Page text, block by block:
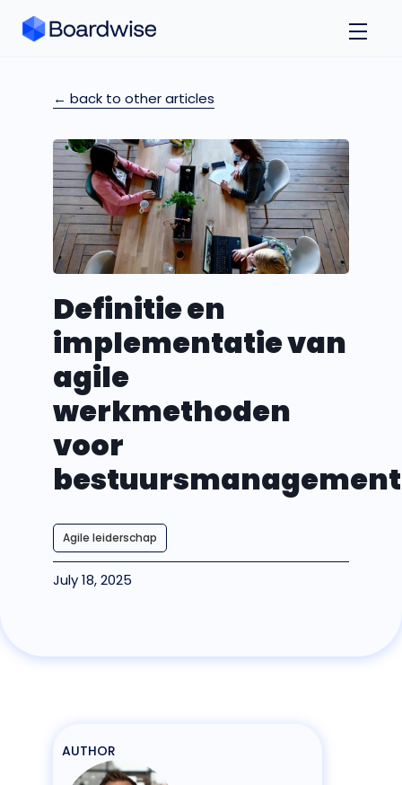
← back to other articles
Definitie en
implementatie van
agile
werkmethoden
voor
bestuursmanagement
Agile leiderschap
July 18, 2025
AUTHOR